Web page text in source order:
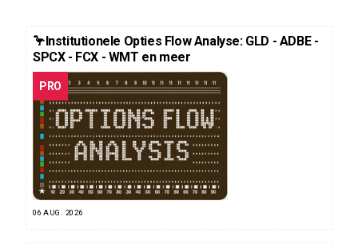
🦩Institutionele Opties Flow Analyse: GLD - ADBE -
SPCX - FCX - WMT en meer
PRO
06 AUG. 2026